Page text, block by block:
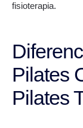
fisioterapia.
Pilates
Pilates